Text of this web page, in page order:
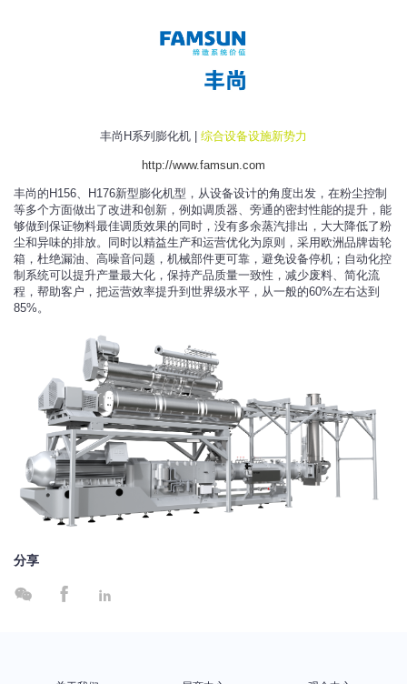
丰尚H系列膨化机 | 综合设备设施新势力
http://www.famsun.com
丰尚的H156、H176新型膨化机型，从设备设计的角度出发，在粉尘控制
等多个方面做出了改进和创新，例如调质器、旁通的密封性能的提升，能
够做到保证物料最佳调质效果的同时，没有多余蒸汽排出，大大降低了粉
尘和异味的排放。同时以精益生产和运营优化为原则，采用欧洲品牌齿轮
箱，杜绝漏油、高噪音问题，机械部件更可靠，避免设备停机；自动化控
制系统可以提升产量最大化，保持产品质量一致性，减少废料、简化流
程，帮助客户，把运营效率提升到世界级水平，从一般的60%左右达到
85%。
分享
  